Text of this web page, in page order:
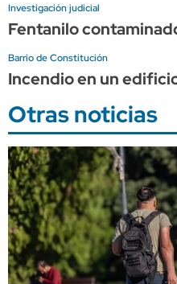
Investigación judicial
Fentanilo
Barrio de Constitución
Incendio en un
Otras noticias